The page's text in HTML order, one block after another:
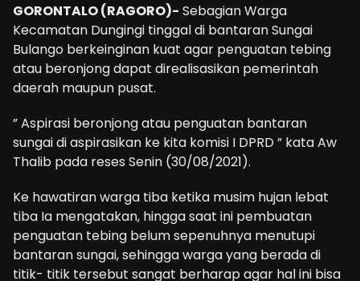
GORONTALO (RAGORO)- Sebagian Warga
Kecamatan Dungingi tinggal di bantaran Sungai
Bulango berkeinginan kuat agar penguatan tebing
atau beronjong dapat direalisasikan pemerintah
daerah maupun pusat.
” Aspirasi beronjong atau penguatan bantaran
sungai di aspirasikan ke kita komisi I DPRD ” kata Aw
Thalib pada reses Senin (30/08/2021).
Ke hawatiran warga tiba ketika musim hujan lebat
tiba Ia mengatakan, hingga saat ini pembuatan
penguatan tebing belum sepenuhnya menutupi
bantaran sungai, sehingga warga yang berada di
titik- titik tersebut sangat berharap agar hal ini bisa